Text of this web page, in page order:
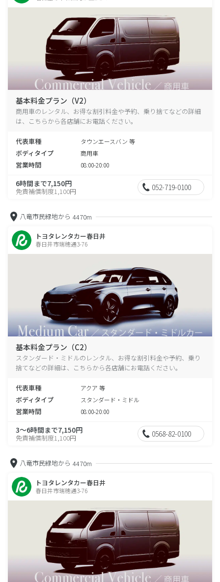
基本料金プラン（V2）
商用車のレンタル、お得な割引料金や予約、乗り捨てなどの詳細
は、こちらから各店舗にお電話ください。
代表車種 タウンエースバン 等
ボディタイプ 商用車
営業時間 08:00-20:00
6時間まで7,150円
免責補償制度1,100円 052-719-0100
八竜市民緑地から 4470m
トヨタレンタカー春日井
春日井市瑞穂通3-76
基本料金プラン（C2）
スタンダード・ミドルのレンタル、お得な割引料金や予約、乗り
捨てなどの詳細は、こちらから各店舗にお電話ください。
代表車種 アクア 等
ボディタイプ スタンダード・ミドル
営業時間 08:00-20:00
3～6時間まで7,150円
免責補償制度1,100円 0568-82-0100
八竜市民緑地から 4470m
トヨタレンタカー春日井
春日井市瑞穂通3-76